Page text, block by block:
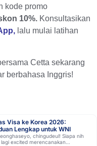
kode promo
10%. Konsultasikan
, lalu mulai latihan
Cetta sekarang
berbahasa Inggris!
Visa ke Korea 2026:
Lengkap untuk WNI
chingudeul! Siapa nih
excited merencanakan…